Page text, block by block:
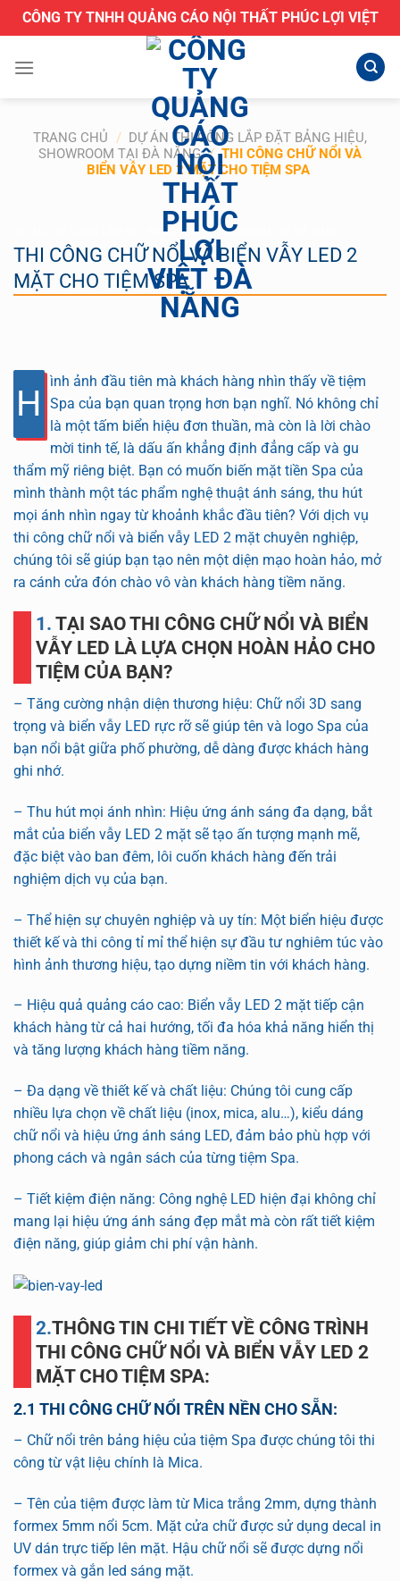
qua
dung
CÔNG TY TNHH QUẢNG CÁO NỘI THẤT PHÚC LỢI VIỆT
TRANG CHỦ / DỰ ÁN THI CÔNG LẮP ĐẶT BẢNG HIỆU,
SHOWROOM TẠI ĐÀ NẴNG / THI CÔNG CHỮ NỔI VÀ
BIỂN VẪY LED 2 MẶT CHO TIỆM SPA
DỰ ÁN THI CÔNG LẮP ĐẶT BẢNG HIỆU, SHOWROOM TẠI ĐÀ NẴNG
THI CÔNG CHỮ NỔI VÀ BIỂN VẪY LED 2
MẶT CHO TIỆM SPA
H
ình ảnh đầu tiên mà khách hàng nhìn thấy về tiệm
Spa của bạn quan trọng hơn bạn nghĩ. Nó không chỉ
là một tấm biển hiệu đơn thuần, mà còn là lời chào
mời tinh tế, là dấu ấn khẳng định đẳng cấp và gu
thẩm mỹ riêng biệt. Bạn có muốn biến mặt tiền Spa của
mình thành một tác phẩm nghệ thuật ánh sáng, thu hút
mọi ánh nhìn ngay từ khoảnh khắc đầu tiên? Với dịch vụ
thi công chữ nổi và biển vẫy LED 2 mặt chuyên nghiệp,
chúng tôi sẽ giúp bạn tạo nên một diện mạo hoàn hảo, mở
ra cánh cửa đón chào vô vàn khách hàng tiềm năng.
1. TẠI SAO THI CÔNG CHỮ NỔI VÀ BIỂN
VẪY LED LÀ LỰA CHỌN HOÀN HẢO CHO
TIỆM CỦA BẠN?
– Tăng cường nhận diện thương hiệu: Chữ nổi 3D sang
trọng và biển vẫy LED rực rỡ sẽ giúp tên và logo Spa của
bạn nổi bật giữa phố phường, dễ dàng được khách hàng
ghi nhớ.
– Thu hút mọi ánh nhìn: Hiệu ứng ánh sáng đa dạng, bắt
mắt của biển vẫy LED 2 mặt sẽ tạo ấn tượng mạnh mẽ,
đặc biệt vào ban đêm, lôi cuốn khách hàng đến trải
nghiệm dịch vụ của bạn.
– Thể hiện sự chuyên nghiệp và uy tín: Một biển hiệu được
thiết kế và thi công tỉ mỉ thể hiện sự đầu tư nghiêm túc vào
hình ảnh thương hiệu, tạo dựng niềm tin với khách hàng.
– Hiệu quả quảng cáo cao: Biển vẫy LED 2 mặt tiếp cận
khách hàng từ cả hai hướng, tối đa hóa khả năng hiển thị
và tăng lượng khách hàng tiềm năng.
– Đa dạng về thiết kế và chất liệu: Chúng tôi cung cấp
nhiều lựa chọn về chất liệu (inox, mica, alu…), kiểu dáng
chữ nổi và hiệu ứng ánh sáng LED, đảm bảo phù hợp với
phong cách và ngân sách của từng tiệm Spa.
– Tiết kiệm điện năng: Công nghệ LED hiện đại không chỉ
mang lại hiệu ứng ánh sáng đẹp mắt mà còn rất tiết kiệm
điện năng, giúp giảm chi phí vận hành.
2.THÔNG TIN CHI TIẾT VỀ CÔNG TRÌNH
THI CÔNG CHỮ NỔI VÀ BIỂN VẪY LED 2
MẶT CHO TIỆM SPA:
2.1 THI CÔNG CHỮ NỔI TRÊN NỀN CHO SẴN:
– Chữ nổi trên bảng hiệu của tiệm Spa được chúng tôi thi
công từ vật liệu chính là Mica.
– Tên của tiệm được làm từ Mica trắng 2mm, dựng thành
formex 5mm nổi 5cm. Mặt cửa chữ được sử dụng decal in
UV dán trực tiếp lên mặt. Hậu chữ nổi sẽ được dựng nổi
formex và gắn led sáng mặt.